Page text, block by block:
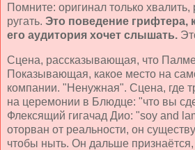
Помните: оригинал только хвалить,
ругать. Это поведение грифтера,
его аудитория хочет слышать.
Сцена, рассказывающая, что
Показывающая, какое место на
компании. "Ненужная". Сцена, где
на церемонии в Блюдце: "что вы
Флексящий гигачад Дио: "soy and
оторван от реальности, он
чтобы ныть. Он дальше признаётся,